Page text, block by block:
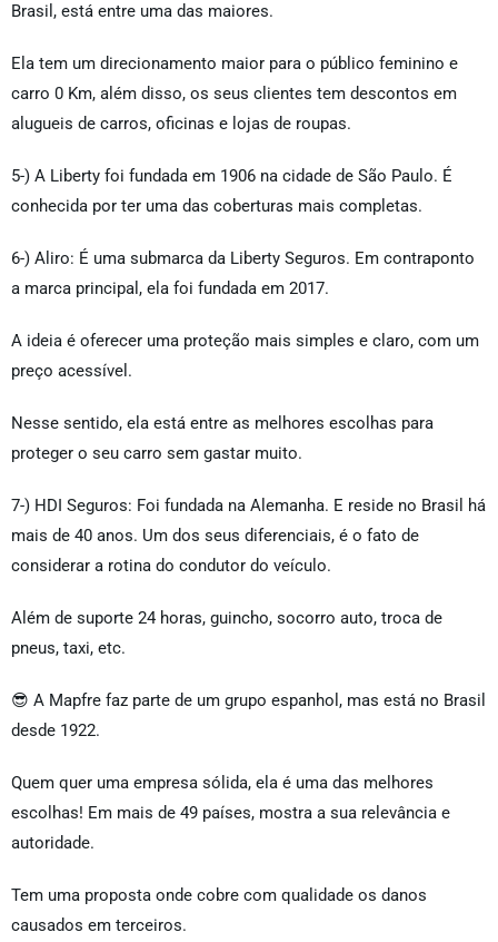
Brasil, está entre uma das maiores.
Ela tem um direcionamento maior para o público feminino e
carro 0 Km, além disso, os seus clientes tem descontos em
alugueis de carros, oficinas e lojas de roupas.
5-) A Liberty foi fundada em 1906 na cidade de São Paulo. É
conhecida por ter uma das coberturas mais completas.
6-) Aliro: É uma submarca da Liberty Seguros. Em contraponto
a marca principal, ela foi fundada em 2017.
A ideia é oferecer uma proteção mais simples e claro, com um
preço acessível.
Nesse sentido, ela está entre as melhores escolhas para
proteger o seu carro sem gastar muito.
7-) HDI Seguros: Foi fundada na Alemanha. E reside no Brasil há
mais de 40 anos. Um dos seus diferenciais, é o fato de
considerar a rotina do condutor do veículo.
Além de suporte 24 horas, guincho, socorro auto, troca de
pneus, taxi, etc.
😎 A Mapfre faz parte de um grupo espanhol, mas está no Brasil
desde 1922.
Quem quer uma empresa sólida, ela é uma das melhores
escolhas! Em mais de 49 países, mostra a sua relevância e
autoridade.
Tem uma proposta onde cobre com qualidade os danos
causados em terceiros.